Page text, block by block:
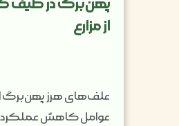
پهن‌برگ در طیف
از مزارع
علف‌های هرز پهن‌برگ
عوامل کاهش